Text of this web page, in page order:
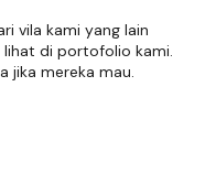
vila kami yang lain
lihat di portofolio kami.
jika mereka mau.